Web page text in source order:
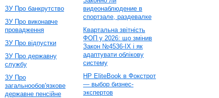
ЗУ Про банкрутство
ЗУ Про виконавче
провадження
ЗУ Про відпустки
ЗУ Про державну
службу
ЗУ Про
загальнообов'язкове
державне пенсійне
видеонаблюдение в
спортзале, раздевалке
Квартальна звітність
ФОП у 2026: що змінив
Закон №4536-IX і як
адаптувати облікову
систему
HP EliteBook в Фокстрот
— выбор бизнес-
экспертов